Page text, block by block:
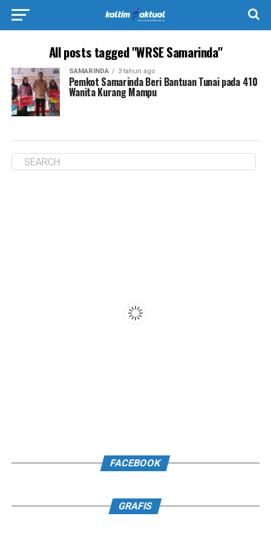
All posts tagged "WRSE Samarinda"
SAMARINDA 3 tahun ago
Pemkot Samarinda Beri Bantuan Tunai pada 410
Wanita Kurang Mampu
FACEBOOK
GRAFIS